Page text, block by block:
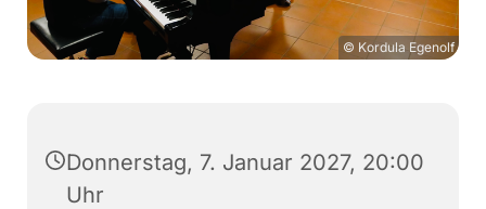
© Kordula Egenolf
Donnerstag, 7. Januar 2027, 20:00
Uhr